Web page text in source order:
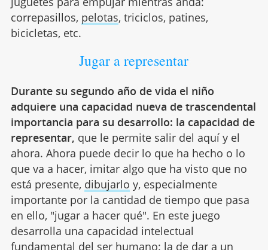
correpasillos, pelotas, triciclos, patines,
bicicletas, etc.
Jugar a representar
Durante su segundo año de vida el niño
adquiere una capacidad nueva de trascendental
importancia para su desarrollo: la capacidad de
representar, que le permite salir del aquí y el
ahora. Ahora puede decir lo que ha hecho o lo
que va a hacer, imitar algo que ha visto que no
está presente, dibujarlo y, especialmente
importante por la cantidad de tiempo que pasa
en ello, "jugar a hacer qué". En este juego
desarrolla una capacidad intelectual
fundamental del ser humano: la de dar a un